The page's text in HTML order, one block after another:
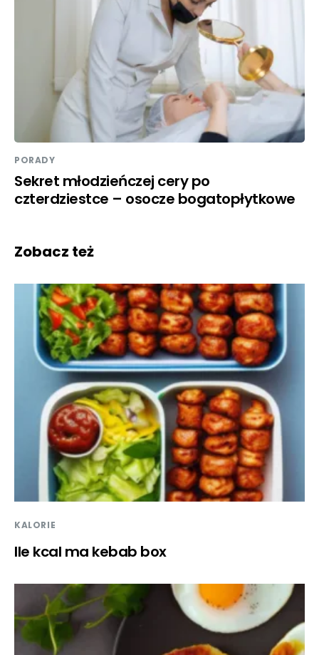
PORADY
Sekret młodzieńczej cery po
czterdziestce – osocze bogatopłytkowe
Zobacz też
KALORIE
Ile kcal ma kebab box